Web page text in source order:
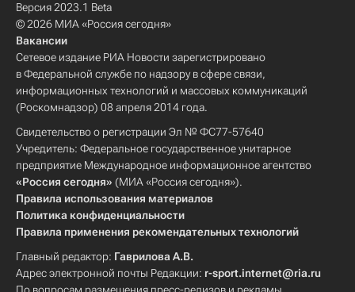
Версия 2023.1 Beta
© 2026 МИА «Россия сегодня»
Вакансии
Сетевое издание РИА Новости зарегистрировано
в Федеральной службе по надзору в сфере связи,
информационных технологий и массовых коммуникаций
(Роскомнадзор) 08 апреля 2014 года.
Свидетельство о регистрации Эл № ФС77-57640
Учредитель: Федеральное государственное унитарное
предприятие Международное информационное агентство
«Россия сегодня» (МИА «Россия сегодня»).
Правила использования материалов
Политика конфиденциальности
Правила применения рекомендательных технологий
Главный редактор: Гаврилова А.В.
Адрес электронной почты Редакции: r-sport.internet@ria.ru